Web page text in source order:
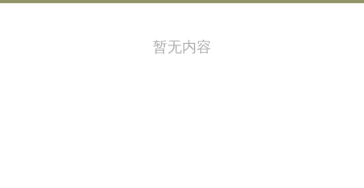
暂无内容